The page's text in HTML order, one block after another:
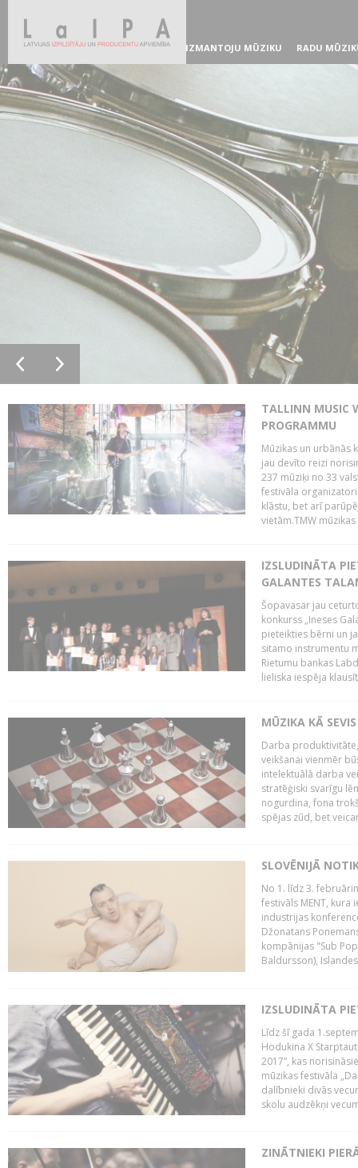
IZMANTOJU MŪZIKU RADU
TALLINN MUSIC
PROGRAMMU
Mūzikas un urbānās
jau devīto reizi
237 mūziķi no 33
festivāla
klāstu, bet arī
vietām.TMW
IZSLUDINĀTA
GALANTES
Šopavasar jau
konkurss „Ineses
pieteikties bērni un
sitamo instrumentu
Rietumu bankas
lieliska iespēja
MŪZIKA KĀ
Darba
veikšanai vienmēr
intelektuālā darba
stratēģiski svarīgu
nogurdina, fona
spējas zūd, bet
SLOVĒNIJĀ
No 1. līdz 3.
festivāls MENT, kura
industrijas
Džonatans
kompānijas "Sub
Baldursson),
IZSLUDINĀTA
Līdz šī gada
Hodukina X
2017”, kas
mūzikas festivāla
dalībnieki divās
skolu audzēkņi
ZINĀTNIEKI